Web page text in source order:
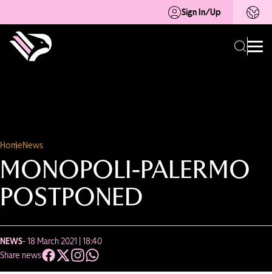
Sign In/Up
HomeNews
MONOPOLI-PALERMO
POSTPONED
NEWS- 18 March 2021 | 18:40
Share news